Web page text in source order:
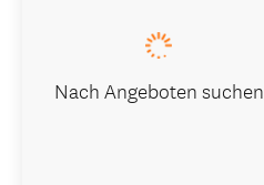
Nach Angeboten suchen